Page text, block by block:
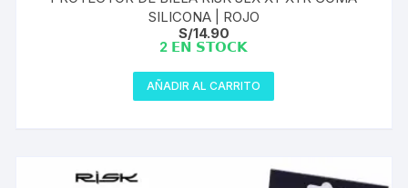
SILICONA | ROJO
S/14.90
2 𝗘𝗡 𝗦𝗧𝗢𝗖𝗞
AÑADIR AL CARRITO